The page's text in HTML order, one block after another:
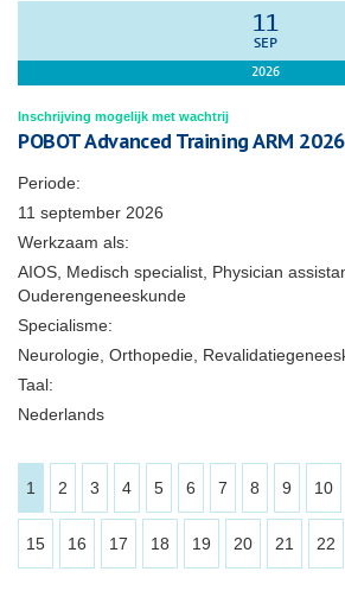
11
SEP
2026
Inschrijving mogelijk met wachtrij
POBOT Advanced Training ARM 2026
Periode:
11 september 2026
Werkzaam als:
AIOS, Medisch specialist, Physician
Ouderengeneeskunde
Specialisme:
Neurologie, Orthopedie,
Taal:
Nederlands
1 2 3 4 5 6 7 8 9 10
15 16 17 18 19 20 21 22